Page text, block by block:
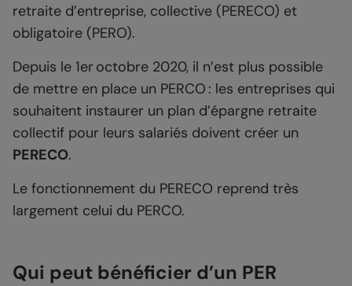
retraite d’entreprise, collective (PERECO) et
obligatoire (PERO).
Depuis le 1er octobre 2020, il n’est plus possible
de mettre en place un PERCO : les entreprises qui
souhaitent instaurer un plan d’épargne retraite
collectif pour leurs salariés doivent créer un
PERECO.
Le fonctionnement du PERECO reprend très
largement celui du PERCO.
Qui peut bénéficier d’un PER